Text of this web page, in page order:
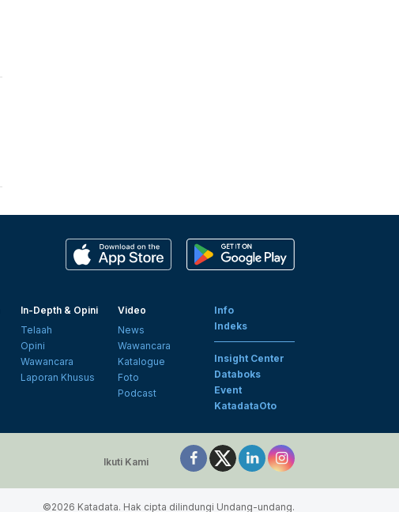
In-Depth & Opini
Telaah
Opini
Wawancara
Laporan Khusus
Video
News
Wawancara
Katalogue
Foto
Podcast
Info
Indeks
Insight Center
Databoks
Event
KatadataOto
Ikuti Kami
©2026 Katadata. Hak cipta dilindungi Undang-undang.